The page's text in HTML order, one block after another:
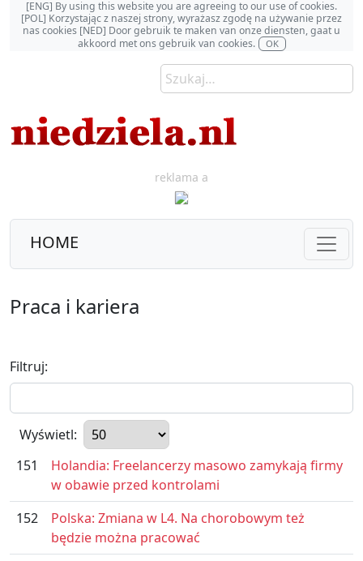
[ENG] By using this website you are agreeing to our use of cookies.
[POL] Korzystając z naszej strony, wyrażasz zgodę na używanie przez
nas cookies [NED] Door gebruik te maken van onze diensten, gaat u
akkoord met ons gebruik van cookies.
OK
reklama a
HOME
Praca i kariera
Filtruj:
Wyświetl:
151
Holandia: Freelancerzy masowo zamykają firmy
w obawie przed kontrolami
152
Polska: Zmiana w L4. Na chorobowym też
będzie można pracować